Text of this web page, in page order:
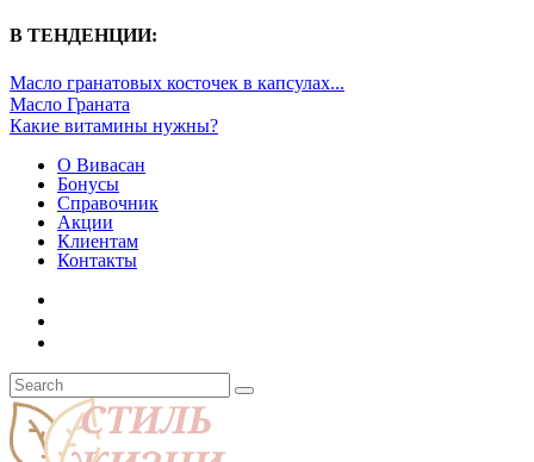
В ТЕНДЕНЦИИ:
Масло гранатовых косточек в капсулах...
Масло Граната
Какие витамины нужны?
О Вивасан
Бонусы
Справочник
Акции
Клиентам
Контакты